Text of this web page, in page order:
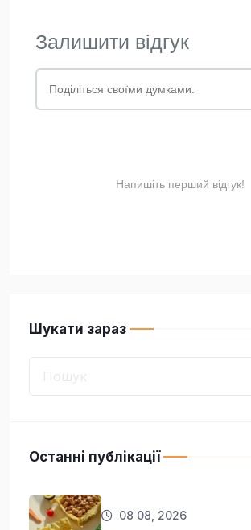
Шукати зараз
Останні публікації
08 08, 2026